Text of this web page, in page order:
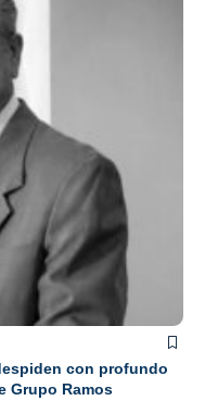
con profundo
Grupo Ramos